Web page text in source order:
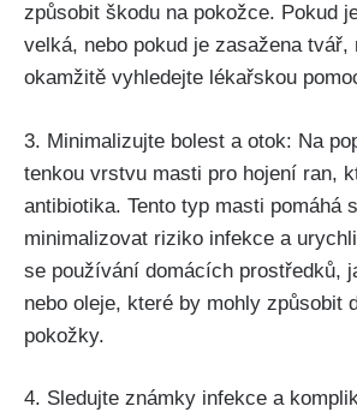
způsobit škodu na ⁤pokožce. Pokud
velká, nebo pokud‌ je ‌zasažena⁢ tvář,
okamžitě vyhledejte lékařskou
3. Minimalizujte ‌bolest a otok:⁣ Na
tenkou vrstvu‌ masti pro​ hojení ran,
‌antibiotika. Tento​ typ masti⁢ pomáhá
minimalizovat riziko infekce a
se používání ‍domácích prostředků,
nebo oleje, ⁣které⁢ by mohly způsobit
pokožky.
4. ​Sledujte ⁢známky infekce a